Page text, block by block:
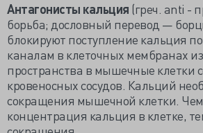
Антагонисты кальция (греч. anti -
борьба; дословный перевод —
блокируют поступление кальция
каналам в клеточных мембранах
пространства в мышечные клетки
кровеносных сосудов. Кальций
сокращения мышечной клетки.
концентрация кальция в клетке,